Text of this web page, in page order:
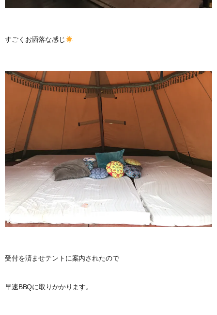
すごくお洒落な感じ
受付を済ませテントに案内されたので
早速BBQに取りかかります。